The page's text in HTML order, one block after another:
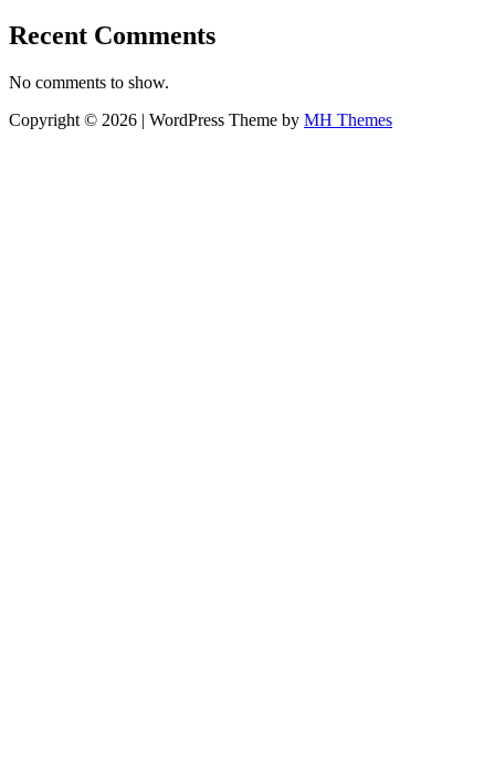
Recent Comments
No comments to show.
Copyright © 2026 | WordPress Theme by MH Themes